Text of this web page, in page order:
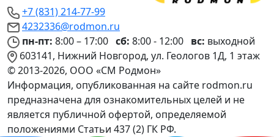
+7 (831) 214-77-99
4232336@rodmon.ru
пн-пт: 8:00 – 17:00 сб: 8:00 - 12:00 вс: выходной
603141, Нижний Новгород, ул. Геологов 1Д, 1 этаж
© 2013-2026, ООО «СМ Родмон»
Информация, опубликованная на сайте rodmon.ru
предназначена для ознакомительных целей и не
является публичной офертой, определяемой
положениями Статьи 437 (2) ГК РФ.